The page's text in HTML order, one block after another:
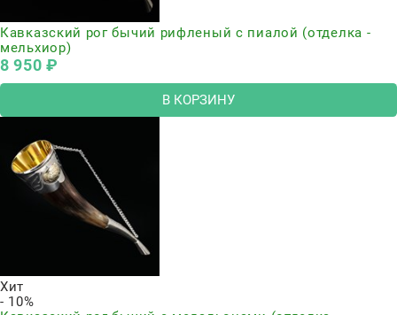
Кавказский рог бычий рифленый с пиалой (отделка -
мельхиор)
8 950 ₽
В КОРЗИНУ
Хит
- 10%